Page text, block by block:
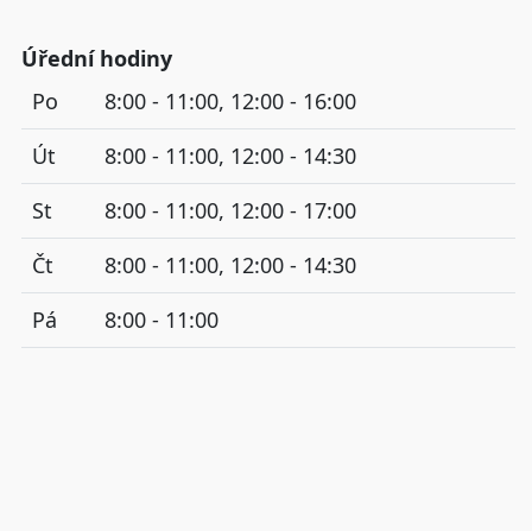
Úřední hodiny
Po
8:00 - 11:00, 12:00 - 16:00
Út
8:00 - 11:00, 12:00 - 14:30
St
8:00 - 11:00, 12:00 - 17:00
Čt
8:00 - 11:00, 12:00 - 14:30
Pá
8:00 - 11:00